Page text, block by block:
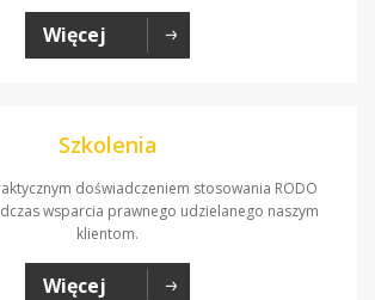
Więcej
Szkolenia
doświadczeniem stosowania RODO
wsparcia prawnego udzielanego naszym
klientom.
Więcej